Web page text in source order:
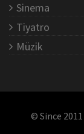
Sinema
Tiyatro
Müzik
© Since 2011